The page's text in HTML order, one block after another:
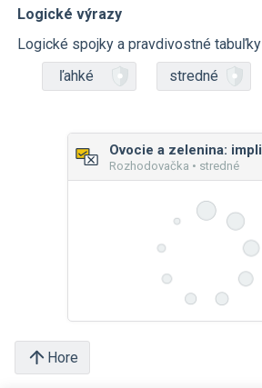
Logické výrazy
Logické spojky a pravdivostné tabuľky
ľahké
stredné
Rozhodovačka • stredné
Hore